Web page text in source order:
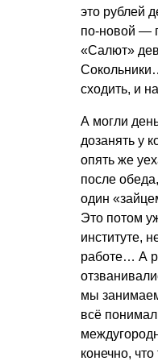
это рублей
по-новой —
«Салют»
сходить, и
А могли
дозанять у
опять же
после
один
Это потом
институте,
работе… А
мы
всё
конечно,